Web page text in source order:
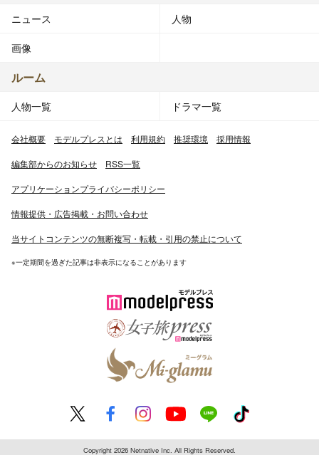
ニュース 人物
画像
ルーム
人物一覧 ドラマ一覧
会社概要 モデルプレスとは 利用規約 推奨環境 採用情報
編集部からのお知らせ RSS一覧
アプリケーションプライバシーポリシー
情報提供・広告掲載・お問い合わせ
当サイトコンテンツの無断複写・転載・引用の禁止について
※一定期間を過ぎた記事は非表示になることがあります
Copyright 2026 Netnative Inc. All Rights Reserved.